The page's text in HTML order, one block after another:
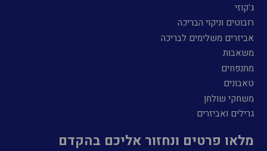
ג'קוזי
רובוטים וניקוי הבריכה
אביזרים משלימים לבריכה
משאבות
מתנפחים
טאבונים
משחקי שולחן
גרילים ואביזרים
מלאו פרטים ונחזור אליכם בהקדם